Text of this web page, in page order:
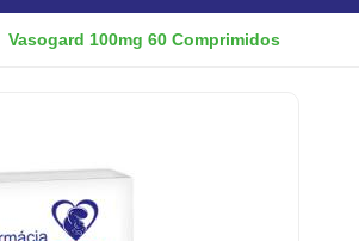
Vasogard 100mg 60 Comprimidos